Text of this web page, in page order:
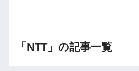
「NTT」の記事一覧